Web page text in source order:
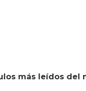
más leídos del